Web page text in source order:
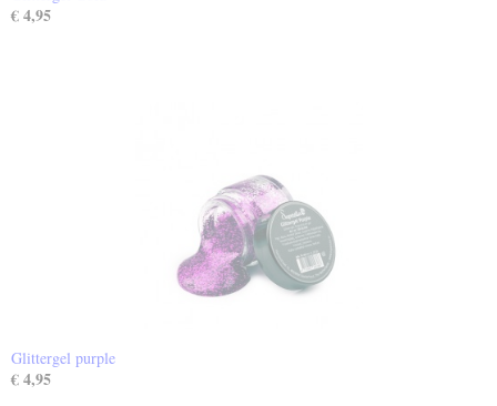
€ 4,95
Glittergel purple
€ 4,95